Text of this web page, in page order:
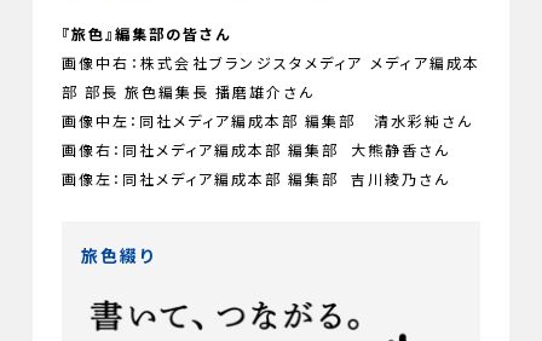
『旅色』編集部の皆さん
画像中右：株式会社ブランジスタメディア メディア編成本
部 部長 旅色編集長 播磨雄介さん
画像中左：同社メディア編成本部 編集部 清水彩純さん
画像右：同社メディア編成本部 編集部 大熊静香さん
画像左：同社メディア編成本部 編集部 吉川綾乃さん
旅色綴り